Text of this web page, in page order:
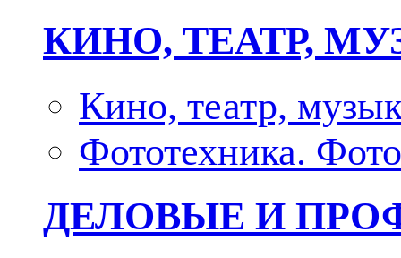
КИНО, ТЕАТР,
Кино, театр,
Фототехника.
ДЕЛОВЫЕ И